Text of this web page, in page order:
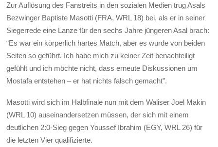
Zur Auflösung des Fanstreits in den sozialen Medien trug Asals
Bezwinger Baptiste Masotti (FRA, WRL 18) bei, als er in seiner
Siegerrede eine Lanze für den sechs Jahre jüngeren Asal brach:
“Es war ein körperlich hartes Match, aber es wurde von beiden
Seiten so geführt. Ich habe mich zu keiner Zeit benachteiligt
gefühlt und ich möchte nicht, dass erneute Diskussionen um
Mostafa entstehen – er hat nichts falsch gemacht”.
Masotti wird sich im Halbfinale nun mit dem Waliser Joel Makin
(WRL 10) auseinandersetzen müssen, der sich mit einem
deutlichen 2:0-Sieg gegen Youssef Ibrahim (EGY, WRL 26) für
die letzten Vier qualifizierte.